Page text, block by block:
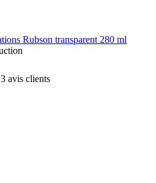
Rubson transparent 280 ml
avis clients